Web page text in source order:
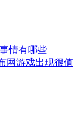
情有哪些
网游戏出现很值